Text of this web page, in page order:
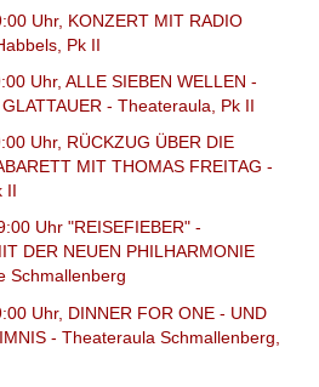
Uhr, KONZERT MIT RADIO
Pk II
Uhr, ALLE SIEBEN WELLEN -
- Theateraula, Pk II
Uhr, RÜCKZUG ÜBER DIE
MIT THOMAS FREITAG -
Uhr "REISEFIEBER" -
DER NEUEN PHILHARMONIE
Schmallenberg
Uhr, DINNER FOR ONE - UND
- Theateraula Schmallenberg,